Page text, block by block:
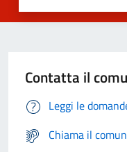
Contatta il
Leggi le
Chiama il